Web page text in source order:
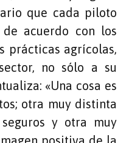
que cada piloto
acuerdo con los
prácticas agrícolas,
no sólo a su
«Una cosa es
otra muy distinta
y otra muy
positiva de la